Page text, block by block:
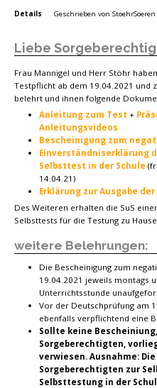
Details Geschrieben von StoehrSoeren
Liebe
Frau Mannigel und Herr Stöhr
Testpflicht ab dem 19.04.2021 und
belehrt und ihnen folgende
Anleitung zum Test +
Anleitungsvideos
Bescheinigung zum
Einverständniserklärung
Selbsttest in der Schule
14.04.21)
Erklärung zur Ausgabe
Des Weiteren erhalten die SuS
Selbsttests für die Testung zu
weitere Belehrungen:
Die Bescheinigung zum
19.04.2021 jeweils montags
Unterrichtsstunde
Vor der Deutschprüfung am
ebenfalls verpflichtend eine
Sollte keine
Sorgeberechtigten,
verwiesen. Ausnahme:
Sorgeberechtigten zur
Selbsttestung in der